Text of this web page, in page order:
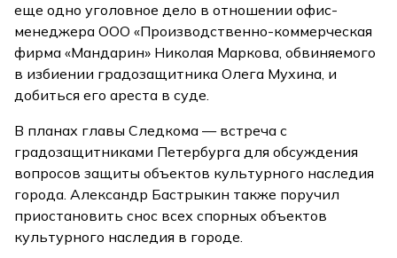
еще одно уголовное дело в отношении офис-
менеджера ООО «Производственно-коммерческая
фирма «Мандарин» Николая Маркова, обвиняемого
в избиении градозащитника Олега Мухина, и
добиться его ареста в суде.
В планах главы Следкома — встреча с
градозащитниками Петербурга для обсуждения
вопросов защиты объектов культурного наследия
города. Александр Бастрыкин также поручил
приостановить снос всех спорных объектов
культурного наследия в городе.